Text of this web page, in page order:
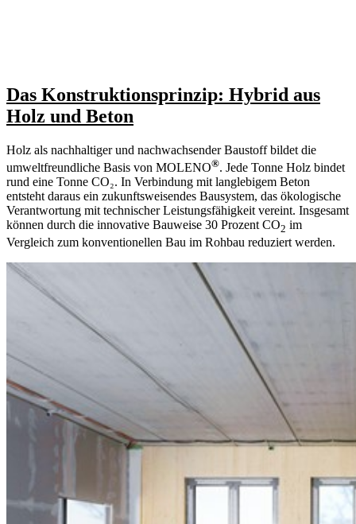
Das Konstruktionsprinzip: Hybrid aus
Holz und Beton
Holz als nachhaltiger und nachwachsender Baustoff bildet die
umweltfreundliche Basis von MOLENO®. Jede Tonne Holz bindet
rund eine Tonne CO₂. In Verbindung mit langlebigem Beton
entsteht daraus ein zukunftsweisendes Bausystem, das ökologische
Verantwortung mit technischer Leistungsfähigkeit vereint. Insgesamt
können durch die innovative Bauweise 30 Prozent CO2 im
Vergleich zum konventionellen Bau im Rohbau reduziert werden.